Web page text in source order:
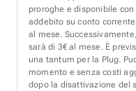
proroghe e disponibile
addebito su conto
al mese.
sarà di 3€ al mese. È
una tantum per la Plug.
momento e senza costi
dopo la disattivazione del